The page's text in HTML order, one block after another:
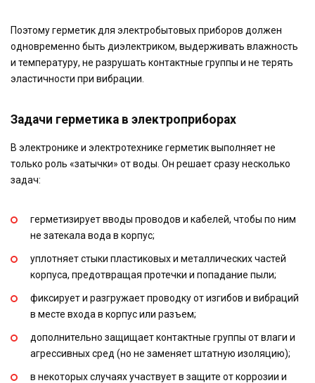
Поэтому герметик для электробытовых приборов должен
одновременно быть диэлектриком, выдерживать влажность
и температуру, не разрушать контактные группы и не терять
эластичности при вибрации.
Задачи герметика в электроприборах
В электронике и электротехнике герметик выполняет не
только роль «затычки» от воды. Он решает сразу несколько
задач:
герметизирует вводы проводов и кабелей, чтобы по ним
не затекала вода в корпус;
уплотняет стыки пластиковых и металлических частей
корпуса, предотвращая протечки и попадание пыли;
фиксирует и разгружает проводку от изгибов и вибраций
в месте входа в корпус или разъем;
дополнительно защищает контактные группы от влаги и
агрессивных сред (но не заменяет штатную изоляцию);
в некоторых случаях участвует в защите от коррозии и